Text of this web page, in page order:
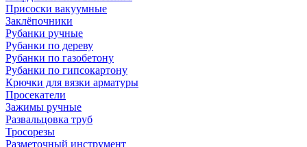
Присоски вакуумные
Заклёпочники
Рубанки ручные
Рубанки по дереву
Рубанки по газобетону
Рубанки по гипсокартону
Крючки для вязки арматуры
Просекатели
Зажимы ручные
Развальцовка труб
Тросорезы
Разметочный инструмент